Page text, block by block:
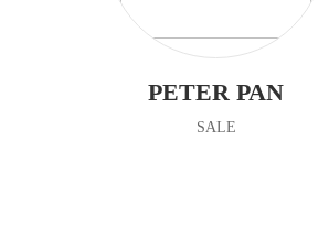
PETER PAN
SALE